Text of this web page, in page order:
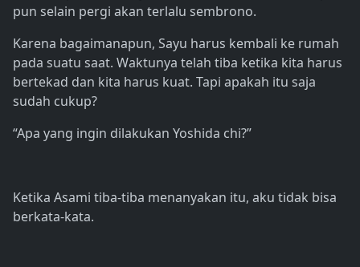
pun selain pergi akan terlalu sembrono.
Karena bagaimanapun, Sayu harus kembali ke rumah
pada suatu saat. Waktunya telah tiba ketika kita harus
bertekad dan kita harus kuat. Tapi apakah itu saja
sudah cukup?
“Apa yang ingin dilakukan Yoshida chi?”
Ketika Asami tiba-tiba menanyakan itu, aku tidak bisa
berkata-kata.